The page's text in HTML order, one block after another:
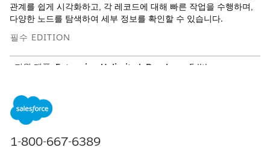
관계를 쉽게 시각화하고, 각 레코드에 대해 빠른 작업을 수행하며,
다양한 노드를 탐색하여 세부 정보를 확인할 수 있습니다.
필수 EDITION
지원 제품: Enterprise Unlimited Developer Edition
계정 레코드의 시각적 그래프에 모든 전속 금융 대출 및 임대와
관련 이해당사자에 대한 정보를 표시합니다. 계정 레코드를 조
정보를 사용하여 실천 가능한 관계 센터(ARC) 그래프를 구성합
1-800-667-6389